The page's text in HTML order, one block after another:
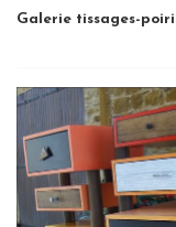
Galerie tissages-